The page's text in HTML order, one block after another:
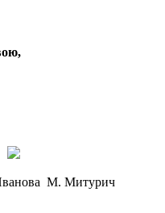
М. Митурич